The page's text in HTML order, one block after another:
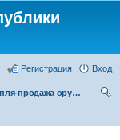
Вход
Регистрация
Купля-продажа оружия, товаров для снаряжение патронов, охотничьих собак